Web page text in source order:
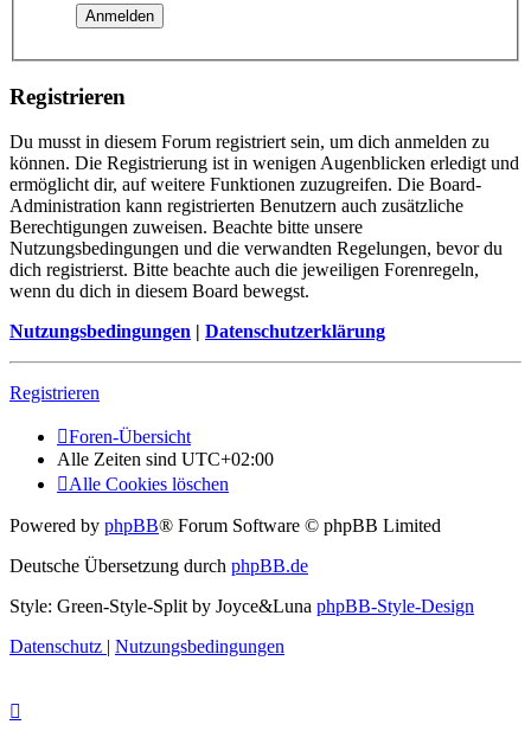
Registrieren
Du musst in diesem Forum registriert sein, um dich anmelden zu
können. Die Registrierung ist in wenigen Augenblicken erledigt und
ermöglicht dir, auf weitere Funktionen zuzugreifen. Die Board-
Administration kann registrierten Benutzern auch zusätzliche
Berechtigungen zuweisen. Beachte bitte unsere
Nutzungsbedingungen und die verwandten Regelungen, bevor du
dich registrierst. Bitte beachte auch die jeweiligen Forenregeln,
wenn du dich in diesem Board bewegst.
Nutzungsbedingungen | Datenschutzerklärung
Registrieren
Foren-Übersicht
Alle Zeiten sind UTC+02:00
Alle Cookies löschen
Powered by phpBB® Forum Software © phpBB Limited
Deutsche Übersetzung durch phpBB.de
Style: Green-Style-Split by Joyce&Luna phpBB-Style-Design
Datenschutz | Nutzungsbedingungen